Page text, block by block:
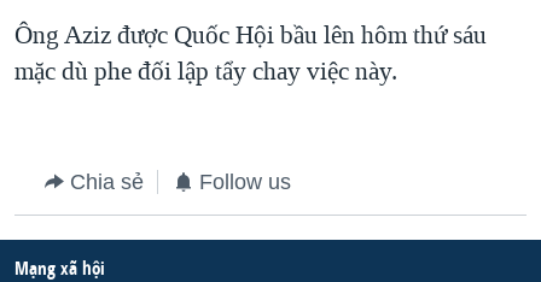
Ông Aziz được Quốc Hội bầu lên hôm thứ sáu
mặc dù phe đối lập tẩy chay việc này.
Chia sẻ Follow us
Mạng xã hội